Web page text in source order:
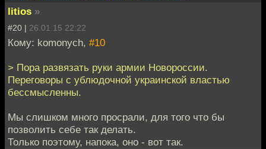
litios »
#20 | 26.01.15 22:22
Кому: komonych, #10
> Пора развязать руки армии Новороссии.
Переговоры с ублюдочной украинской властью
бессмысленны.
Мы слишком много просрали, для того что бы
позволить себе так делать.
Только поэтому, напока, оно - вот так.